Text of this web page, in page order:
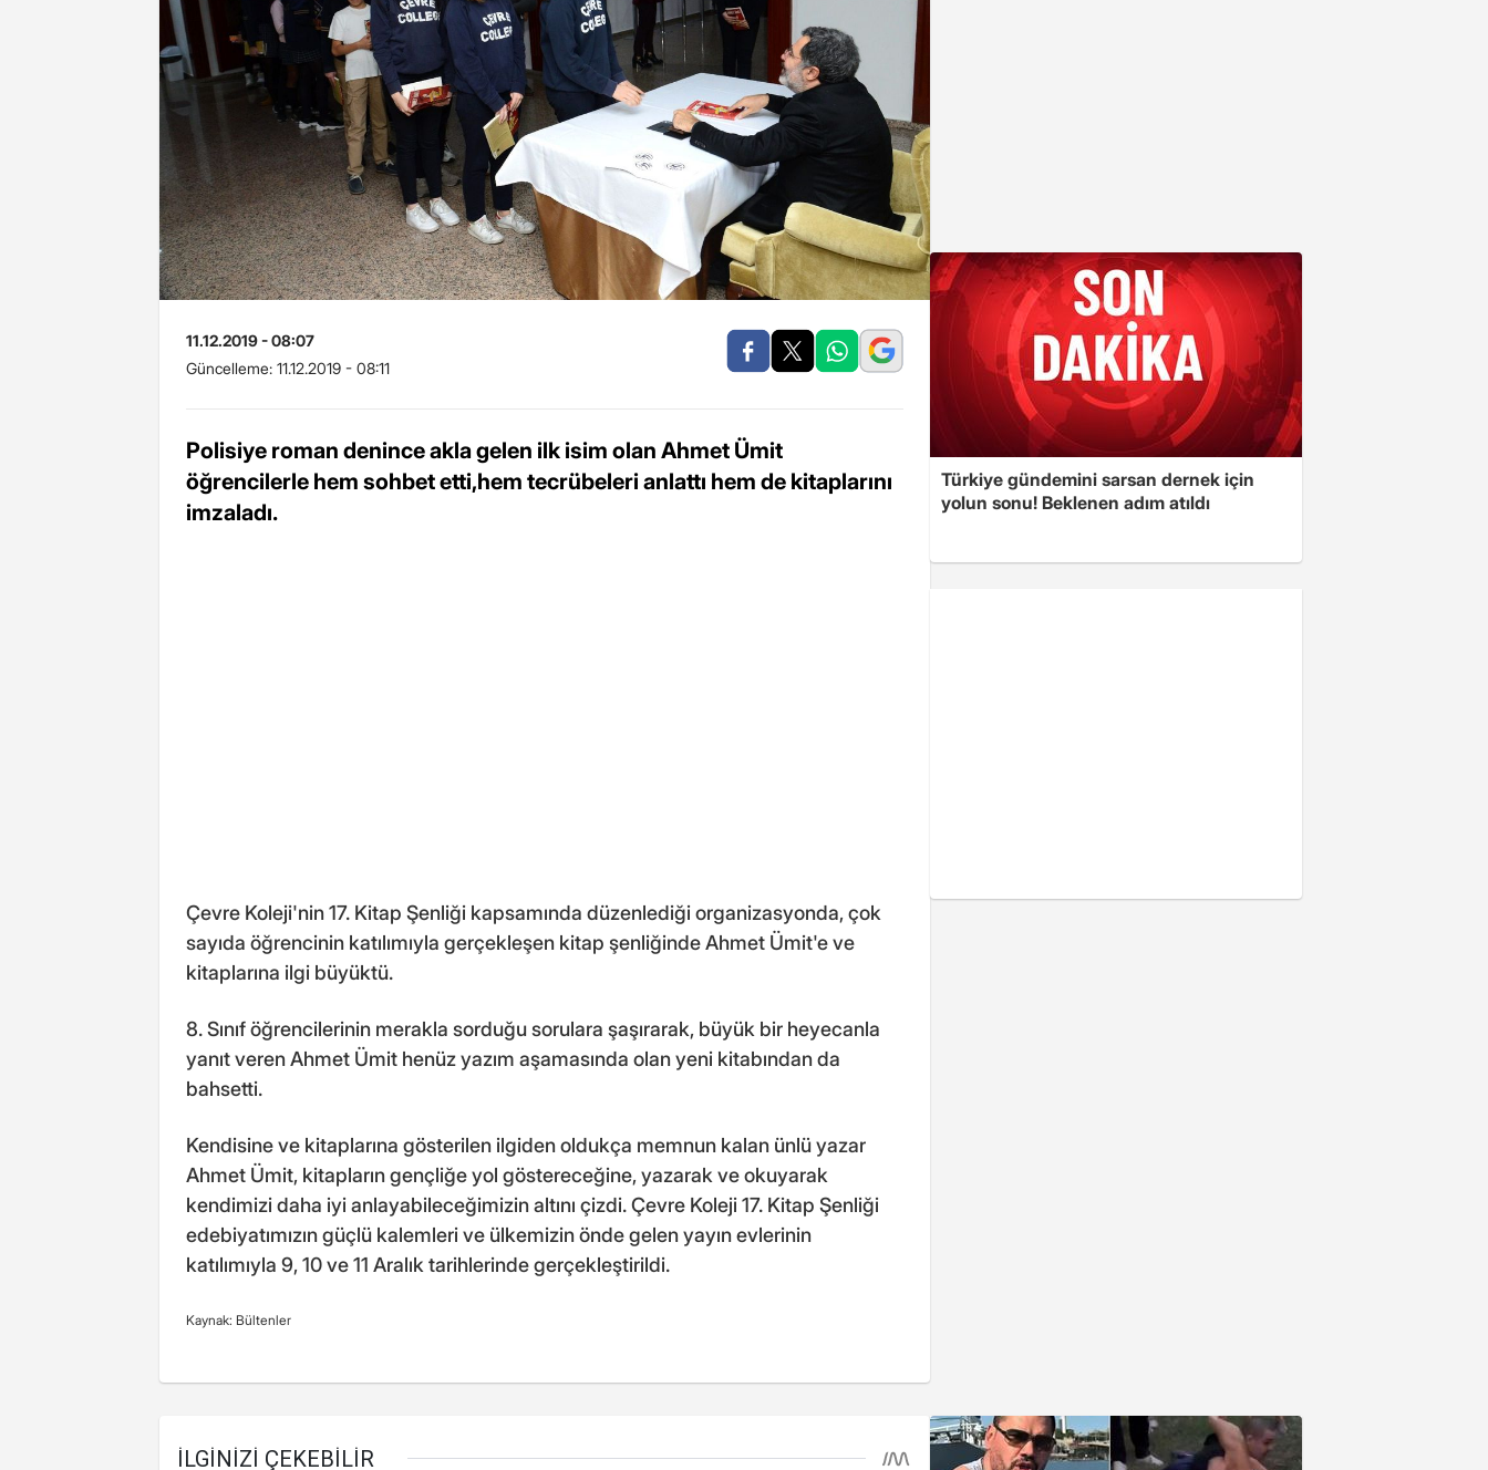
11.12.2019 - 08:07
Güncelleme: 11.12.2019 - 08:11
Polisiye roman denince akla gelen ilk isim olan Ahmet Ümit
öğrencilerle hem sohbet etti,hem tecrübeleri anlattı hem de kitaplarını
imzaladı.
Çevre Koleji'nin 17. Kitap Şenliği kapsamında düzenlediği organizasyonda, çok
sayıda öğrencinin katılımıyla gerçekleşen kitap şenliğinde Ahmet Ümit'e ve
kitaplarına ilgi büyüktü.
8. Sınıf öğrencilerinin merakla sorduğu sorulara şaşırarak, büyük bir heyecanla
yanıt veren Ahmet Ümit henüz yazım aşamasında olan yeni kitabından da
bahsetti.
Kendisine ve kitaplarına gösterilen ilgiden oldukça memnun kalan ünlü yazar
Ahmet Ümit, kitapların gençliğe yol göstereceğine, yazarak ve okuyarak
kendimizi daha iyi anlayabileceğimizin altını çizdi. Çevre Koleji 17. Kitap Şenliği
edebiyatımızın güçlü kalemleri ve ülkemizin önde gelen yayın evlerinin
katılımıyla 9, 10 ve 11 Aralık tarihlerinde gerçekleştirildi.
Kaynak: Bültenler
Türkiye gündemini sarsan dernek için
yolun sonu! Beklenen adım atıldı